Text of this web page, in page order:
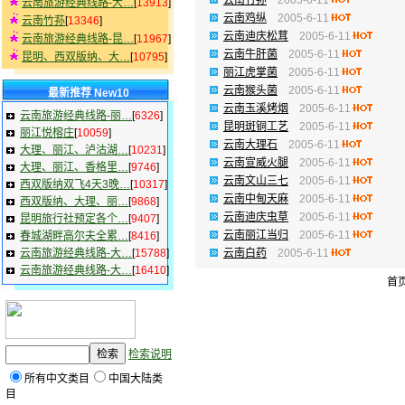
云南旅游经典线路-大…[13913]
云南竹荪[13346]
云南旅游经典线路-昆…[11967]
昆明、西双版纳、大…[10795]
最新推荐 New10
云南旅游经典线路-丽… [6326]
丽江悦榕庄[10059]
大理、丽江、泸沽湖… [10231]
大理、丽江、香格里… [9746]
西双版纳双飞4天3晚… [10317]
西双版纳、大理、丽… [9868]
昆明旅行社预定各个… [9407]
春城湖畔高尔夫全累… [8416]
云南旅游经典线路-大… [15788]
云南旅游经典线路-大… [16410]
检索说明
所有中文类目
中国大陆类
目
云南鸡纵
2005-6-11
云南迪庆松茸
2005-6-11
云南牛肝菌
2005-6-11
丽江虎掌菌
2005-6-11
云南猴头菌
2005-6-11
云南玉溪烤烟
2005-6-11
昆明斑铜工艺
2005-6-11
云南大理石
2005-6-11
云南宣威火腿
2005-6-11
云南文山三七
2005-6-11
云南中甸天麻
2005-6-11
云南迪庆虫草
2005-6-11
云南丽江当归
2005-6-11
云南白药
2005-6-11
首